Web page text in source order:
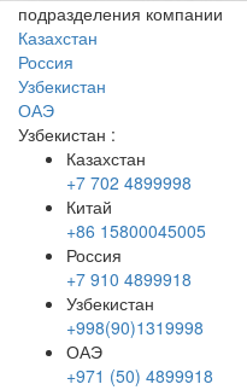
подразделения компании
Казахстан
Россия
Узбекистан
ОАЭ
Узбекистан :
Казахстан
+7 702 4899998
Китай
+86 15800045005
Россия
+7 910 4899918
Узбекистан
+998(90)1319998
ОАЭ
+971 (50) 4899918